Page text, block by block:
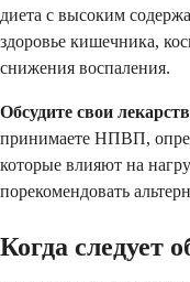
диета с высоким
здоровье кишечника,
снижения воспаления.
Обсудите свои
принимаете НПВП,
которые влияют на
порекомендовать
Когда следует